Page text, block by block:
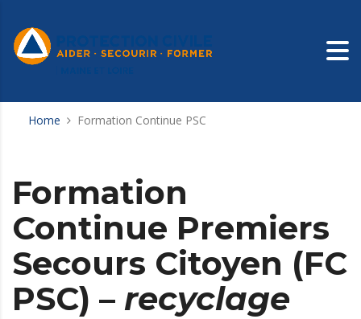
Home Formation Continue PSC
Formation
Continue Premiers
Secours Citoyen (FC
PSC) – recyclage